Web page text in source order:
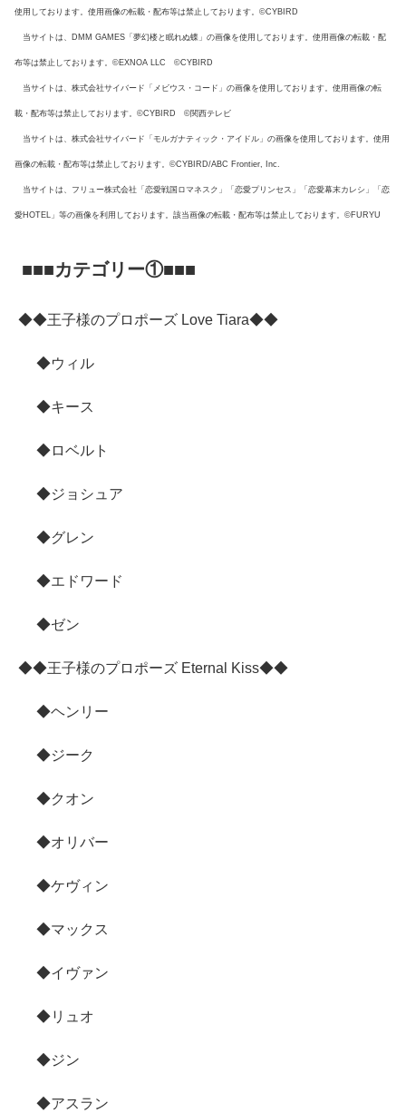
使用しております。使用画像の転載・配布等は禁止しております。©CYBIRD
当サイトは、DMM GAMES「夢幻楼と眠れぬ蝶」の画像を使用しております。使用画像の転載・配
布等は禁止しております。©EXNOA LLC ©CYBIRD
当サイトは、株式会社サイバード「メビウス・コード」の画像を使用しております。使用画像の転
載・配布等は禁止しております。©CYBIRD ©関西テレビ
当サイトは、株式会社サイバード「モルガナティック・アイドル」の画像を使用しております。使用
画像の転載・配布等は禁止しております。©CYBIRD/ABC Frontier, Inc.
当サイトは、フリュー株式会社「恋愛戦国ロマネスク」「恋愛プリンセス」「恋愛幕末カレシ」「恋
愛HOTEL」等の画像を利用しております。該当画像の転載・配布等は禁止しております。©FURYU
■■■カテゴリー①■■■
◆◆王子様のプロポーズ Love Tiara◆◆
◆ウィル
◆キース
◆ロベルト
◆ジョシュア
◆グレン
◆エドワード
◆ゼン
◆◆王子様のプロポーズ Eternal Kiss◆◆
◆ヘンリー
◆ジーク
◆クオン
◆オリバー
◆ケヴィン
◆マックス
◆イヴァン
◆リュオ
◆ジン
◆アスラン